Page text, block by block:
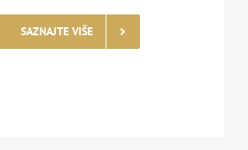
SAZNAJTE VIŠE